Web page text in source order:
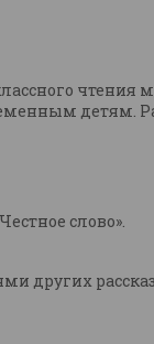
чтения
детям.
слово».
других